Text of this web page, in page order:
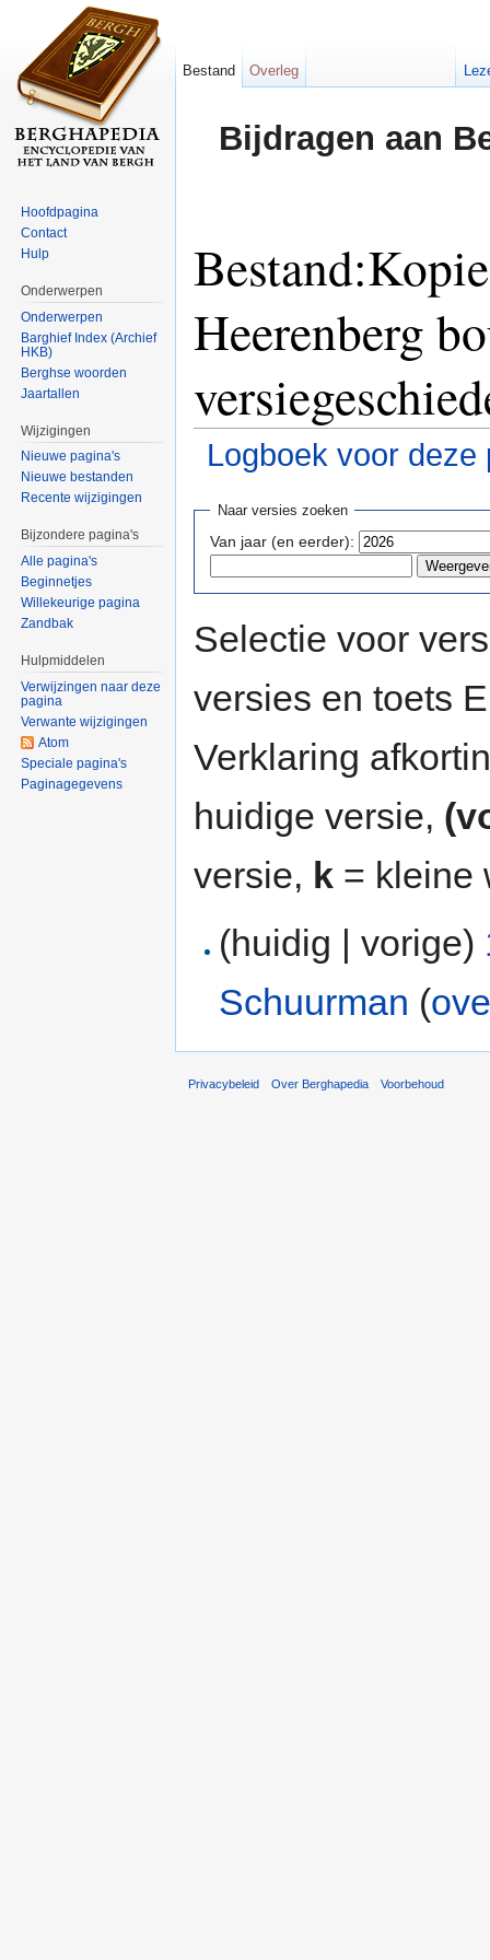
Bijdragen aan
Heerenberg
Logboek voor deze
Naar versies zoeken
Van jaar (en eerder):
Selectie voor
versies en toets
Verklaring
huidige versie,
versie, k = kleine
(huidig | vorige)
Schuurman (
Bestand Overleg
Hoofdpagina
Contact
Hulp
Onderwerpen
Onderwerpen
Barghief Index (Archief
HKB)
Berghse woorden
Jaartallen
Wijzigingen
Nieuwe pagina's
Nieuwe bestanden
Recente wijzigingen
Bijzondere pagina's
Alle pagina's
Beginnetjes
Willekeurige pagina
Zandbak
Hulpmiddelen
Verwijzingen naar deze
pagina
Verwante wijzigingen
Atom
Speciale pagina's
Paginagegevens
Privacybeleid Over Berghapedia Voorbehoud